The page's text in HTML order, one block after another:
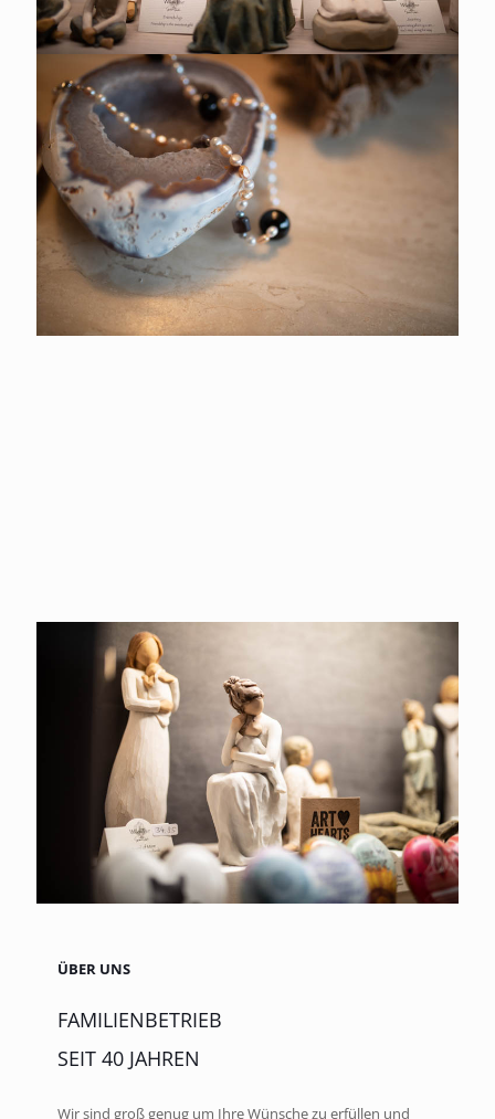
ÜBER UNS
FAMILIENBETRIEB
SEIT 40 JAHREN
Wir sind groß genug um Ihre Wünsche zu erfüllen und